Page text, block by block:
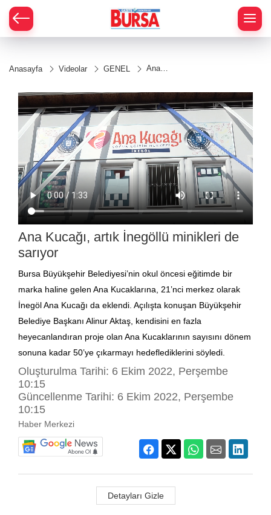
Anasayfa Videolar GENEL
Ana
İnegöllü
minikleri
de
sarıyor
Ana Kucağı, artık İnegöllü minikleri de
sarıyor
Bursa Büyükşehir Belediyesi’nin okul öncesi eğitimde bir
marka haline gelen Ana Kucaklarına, 21’nci merkez olarak
İnegöl Ana Kucağı da eklendi. Açılışta konuşan Büyükşehir
Belediye Başkanı Alinur Aktaş, kendisini en fazla
heyecanlandıran proje olan Ana Kucaklarının sayısını dönem
sonuna kadar 50’ye çıkarmayı hedeflediklerini söyledi.
Oluşturulma Tarihi: 6 Ekim 2022, Perşembe
10:15
Güncellenme Tarihi: 6 Ekim 2022, Perşembe
10:15
Haber Merkezi
Detayları Gizle